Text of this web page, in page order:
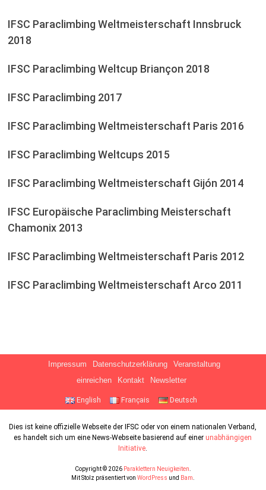
IFSC Paraclimbing Weltmeisterschaft Innsbruck
2018
IFSC Paraclimbing Weltcup Briançon 2018
IFSC Paraclimbing 2017
IFSC Paraclimbing Weltmeisterschaft Paris 2016
IFSC Paraclimbing Weltcups 2015
IFSC Paraclimbing Weltmeisterschaft Gijón 2014
IFSC Europäische Paraclimbing Meisterschaft
Chamonix 2013
IFSC Paraclimbing Weltmeisterschaft Paris 2012
IFSC Paraclimbing Weltmeisterschaft Arco 2011
Impressum Datenschutzerklärung
Veranstaltung
einreichen
Kontakt Newsletter
English Français Deutsch
Dies ist keine offizielle Webseite der IFSC oder von einem nationalen Verband,
es handelt sich um eine News-Webseite basierend auf einer unabhängigen
Initiative.
Copyright © 2026 Paraklettern Neuigkeiten
Mit Stolz präsentiert von WordPress und Bam